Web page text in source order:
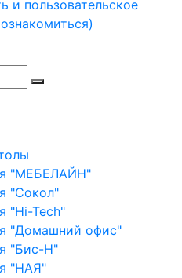
и пользовательское
"МЕБЕЛАЙН"
"Сокол"
"Hi-Tech"
"Домашний офис"
"Бис-Н"
"НАЯ"